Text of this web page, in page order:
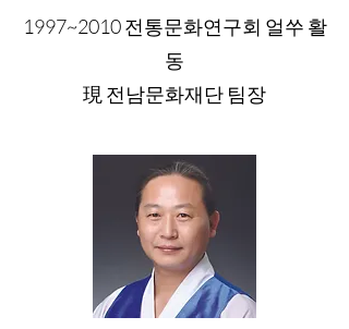
1997~2010 전통문화연구회 얼쑤 활
동
​現 전남문화재단 팀장